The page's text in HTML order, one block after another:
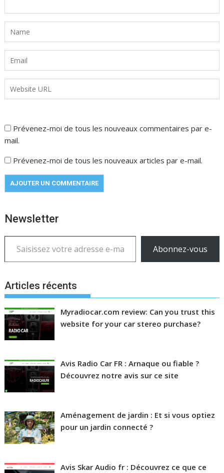
Prévenez-moi de tous les nouveaux commentaires par e-
mail.
Prévenez-moi de tous les nouveaux articles par e-mail.
Newsletter
Saisissez votre adresse e-mail…
Abonnez-vous
Articles récents
Myradiocar.com review: Can you trust this
website for your car stereo purchase?
Avis Radio Car FR : Arnaque ou fiable ?
Découvrez notre avis sur ce site
Aménagement de jardin : Et si vous optiez
pour un jardin connecté ?
Avis Skar Audio fr : Découvrez ce que ce